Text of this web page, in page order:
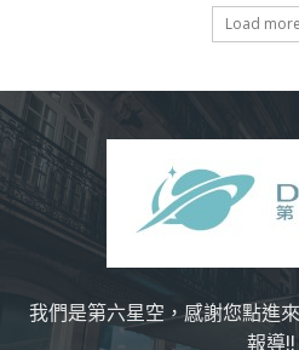
Load more
我們是第六星空，感謝您點進
報導!!